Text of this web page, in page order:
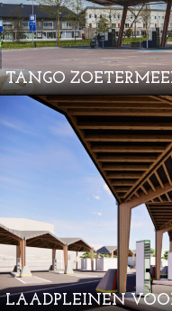
TANGO
LAADPLEINEN